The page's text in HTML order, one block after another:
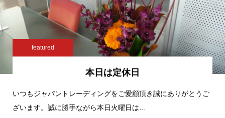
featured
本日は定休日
いつもジャパントレーディングをご愛顧頂き誠にありがとうご
ざいます。誠に勝手ながら本日火曜日は…